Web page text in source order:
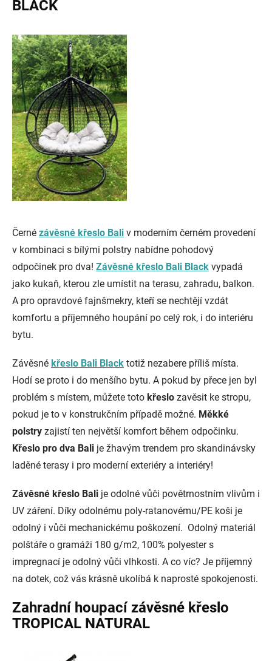
BLACK
Černé závěsné křeslo Bali v moderním černém provedení
v kombinaci s bílými polstry nabídne pohodový
odpočinek pro dva! Závěsné křeslo Bali Black vypadá
jako kukaň, kterou zle umístit na terasu, zahradu, balkon.
A pro opravdové fajnšmekry, kteří se nechtějí vzdát
komfortu a příjemného houpání po celý rok, i do interiéru
bytu.
Závěsné křeslo Bali Black totiž nezabere příliš místa.
Hodí se proto i do menšího bytu. A pokud by přece jen byl
problém s místem, můžete toto křeslo zavěsit ke stropu,
pokud je to v konstrukčním případě možné. Měkké
polstry zajistí ten největší komfort během odpočinku.
Křeslo pro dva Bali je žhavým trendem pro skandinávsky
laděné terasy i pro moderní exteriéry a interiéry!
Závěsné křeslo Bali je odolné vůči povětrnostním vlivům i
UV záření. Díky odolnému poly-ratanovému/PE koši je
odolný i vůči mechanickému poškození. Odolný materiál
polštáře o gramáži 180 g/m2, 100% polyester s
impregnací je odolný vůči vlhkosti. A co víc? Je příjemný
na dotek, což vás krásně ukolíbá k naprosté spokojenosti.
Zahradní houpací závěsné křeslo
TROPICAL NATURAL